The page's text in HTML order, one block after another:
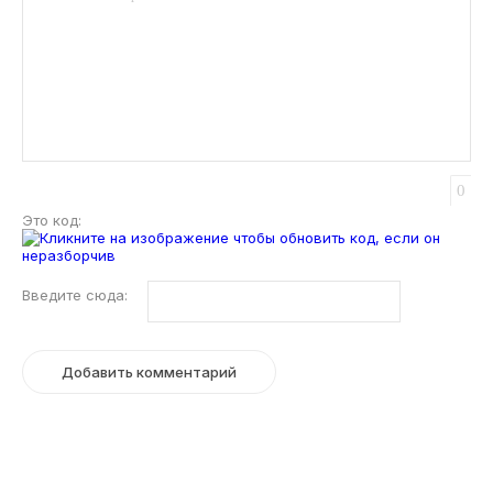
0
Это код:
Введите сюда: